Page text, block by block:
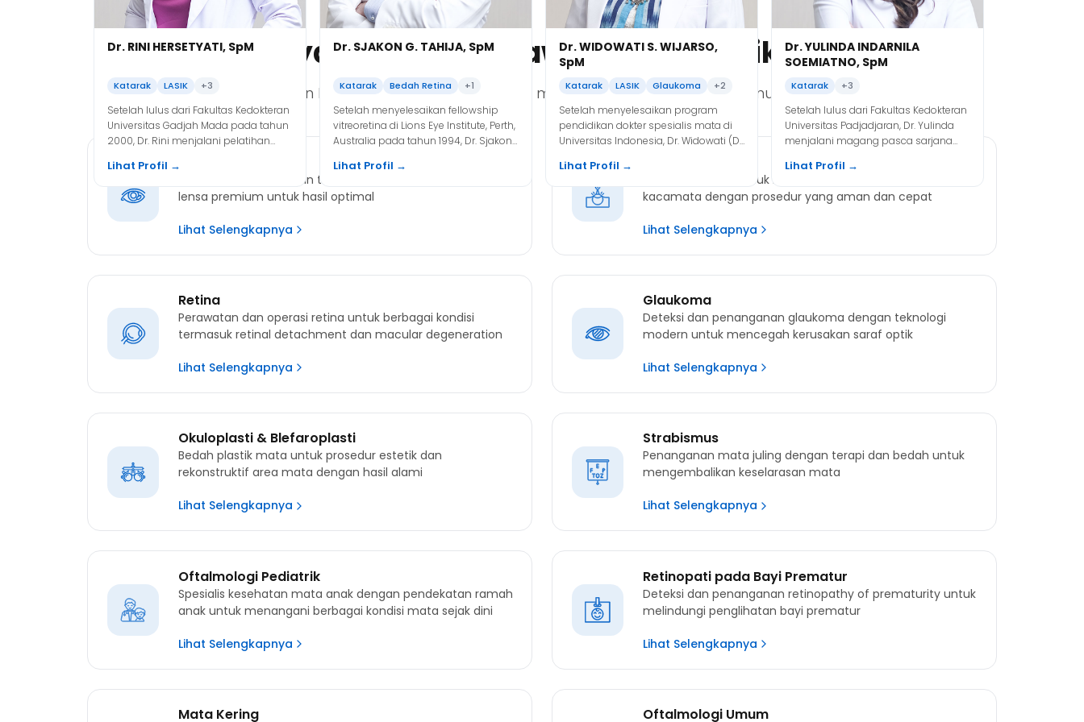
2024 Dr. Marsha bergabung di KMN
EyeCare.
glaukoma, dan katarak.
infeksi mata, katarak, lensa kontak,
Dr. RINI HERSETYATI, SpM
Katarak LASIK +3
Setelah lulus dari Fakultas Kedokteran
Universitas Gadjah Mada pada tahun
2000, Dr. Rini menjalani pelatihan
Mangunkusumo dan Jakarta Eye
Center (JEC) sebelum akhirnya
bergabung di KMN EyeCare pada
tahun 2004.
Lihat Profil →
Dr. SJAKON G. TAHIJA, SpM
Katarak Bedah Retina +1
Setelah menyelesaikan fellowship
vitreoretina di Lions Eye Institute, Perth,
Australia pada tahun 1994, Dr. Sjakon
sebagai seorang Dokter Konsultan
Lihat Profil →
Dr. WIDOWATI S. WIJARSO,
SpM
Katarak LASIK Glaukoma +2
Setelah menyelesaikan program
pendidikan dokter spesialis mata di
Universitas Indonesia, Dr. Widowati (Dr.
dalam bidang glaukoma di The New
York Eye and Ear Infirmary, New York,
Amerika Serikat
Lihat Profil →
Dr. YULINDA INDARNILA
SOEMIATNO, SpM
Katarak +3
Setelah lulus dari Fakultas Kedokteran
Universitas Padjadjaran, Dr. Yulinda
menjalani magang pasca sarjana
(oftalmologi pediatrik) dan mata
Lihat Profil →
Layanan yang Ditawarkan di Klinik Ini
Kami menyediakan berbagai layanan kesehatan mata terlengkap untuk memenuhi kebutuhan Anda
Operasi katarak dengan teknologi phacoemulsification dan
lensa premium untuk hasil optimal
Lihat Selengkapnya
Teknologi terkini untuk koreksi penglihatan tanpa
kacamata dengan prosedur yang aman dan cepat
Lihat Selengkapnya
Retina
Perawatan dan operasi retina untuk berbagai kondisi
termasuk retinal detachment dan macular degeneration
Lihat Selengkapnya
Glaukoma
Deteksi dan penanganan glaukoma dengan teknologi
modern untuk mencegah kerusakan saraf optik
Lihat Selengkapnya
Okuloplasti & Blefaroplasti
Bedah plastik mata untuk prosedur estetik dan
rekonstruktif area mata dengan hasil alami
Lihat Selengkapnya
Strabismus
Penanganan mata juling dengan terapi dan bedah untuk
mengembalikan keselarasan mata
Lihat Selengkapnya
Oftalmologi Pediatrik
Spesialis kesehatan mata anak dengan pendekatan ramah
anak untuk menangani berbagai kondisi mata sejak dini
Lihat Selengkapnya
Retinopati pada Bayi Prematur
Deteksi dan penanganan retinopathy of prematurity untuk
melindungi penglihatan bayi prematur
Lihat Selengkapnya
Mata Kering Oftalmologi Umum